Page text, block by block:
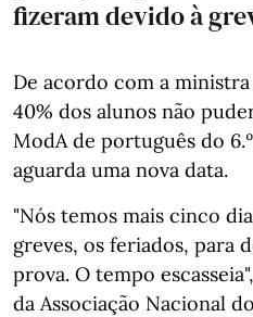
fizeram devido à
De acordo com a
40% dos alunos não
ModA de português do
aguarda uma nova data.
"Nós temos mais cinco
greves, os feriados, para
prova. O tempo
da Associação Nacional